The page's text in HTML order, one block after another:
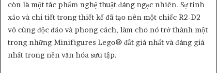
còn là một tác phẩm nghệ thuật đáng ngạc nhiên. Sự tinh
xảo và chi tiết trong thiết kế đã tạo nên một chiếc R2-D2
vô cùng độc đáo và phong cách, làm cho nó trở thành một
trong những Minifigures Lego® đắt giá nhất và đáng giá
nhất trong nền văn hóa sưu tập.